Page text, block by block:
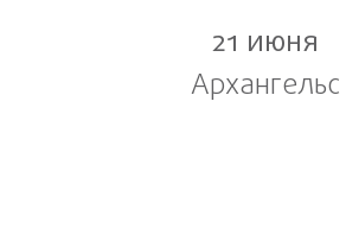
21 июня
Архангельс